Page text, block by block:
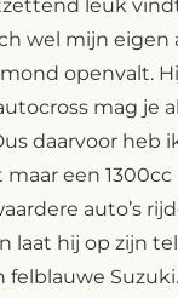
leuk
wel mijn eigen
openvalt.
mag je
daarvoor heb
een 1300cc
auto’s
laat hij op zijn
felblauwe